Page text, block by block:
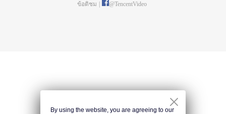
ข้อติชม
@TencentVideo
By using the website, you are agreeing to our